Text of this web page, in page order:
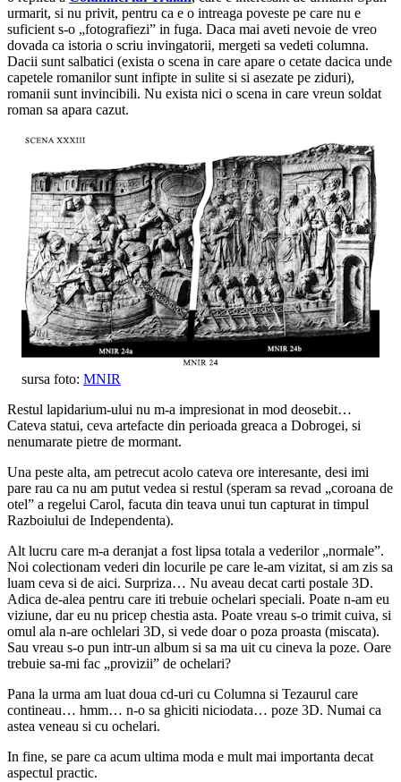
urmarit, si nu privit, pentru ca e o intreaga poveste pe care nu e
suficient s-o „fotografiezi” in fuga. Daca mai aveti nevoie de vreo
dovada ca istoria o scriu invingatorii, mergeti sa vedeti columna.
Dacii sunt salbatici (exista o scena in care apare o cetate dacica unde
capetele romanilor sunt infipte in sulite si si asezate pe ziduri),
romanii sunt invincibili. Nu exista nici o scena in care vreun soldat
roman sa apara cazut.
sursa foto: MNIR
Restul lapidarium-ului nu m-a impresionat in mod deosebit…
Cateva statui, ceva artefacte din perioada greaca a Dobrogei, si
nenumarate pietre de mormant.
Una peste alta, am petrecut acolo cateva ore interesante, desi imi
pare rau ca nu am putut vedea si restul (speram sa revad „coroana de
otel” a regelui Carol, facuta din teava unui tun capturat in timpul
Razboiului de Independenta).
Alt lucru care m-a deranjat a fost lipsa totala a vederilor „normale”.
Noi colectionam vederi din locurile pe care le-am vizitat, si am zis sa
luam ceva si de aici. Surpriza… Nu aveau decat carti postale 3D.
Adica de-alea pentru care iti trebuie ochelari speciali. Poate n-am eu
viziune, dar eu nu pricep chestia asta. Poate vreau s-o trimit cuiva, si
omul ala n-are ochlelari 3D, si vede doar o poza proasta (miscata).
Sau vreau s-o pun intr-un album si sa ma uit cu cineva la poze. Oare
trebuie sa-mi fac „provizii” de ochelari?
Pana la urma am luat doua cd-uri cu Columna si Tezaurul care
contineau… hmm… n-o sa ghiciti niciodata… poze 3D. Numai ca
astea veneau si cu ochelari.
In fine, se pare ca acum ultima moda e mult mai importanta decat
aspectul practic.